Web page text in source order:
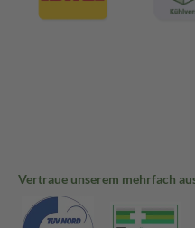
Vertraue unserem mehrfach